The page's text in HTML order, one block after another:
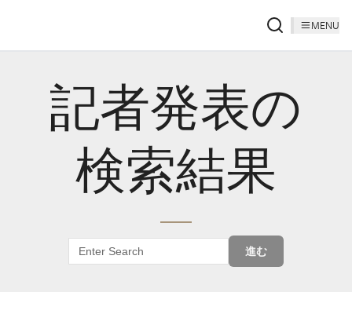
MENU
記者発表の
検索結果
進む